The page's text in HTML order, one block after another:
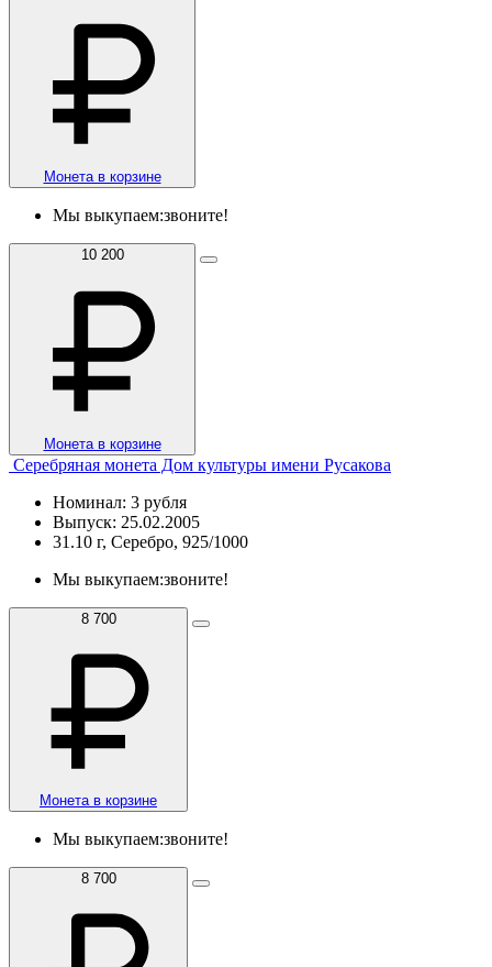
Монета в корзине
Мы выкупаем:звоните!
10 200
Монета в корзине
Серебряная монета Дом культуры имени Русакова
Номинал: 3 рубля
Выпуск: 25.02.2005
31.10 г, Серебро, 925/1000
Мы выкупаем:звоните!
8 700
Монета в корзине
Мы выкупаем:звоните!
8 700